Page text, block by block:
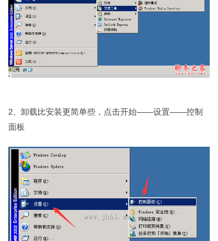
2、卸载比安装更简单些，点击开始——设置——控制
面板